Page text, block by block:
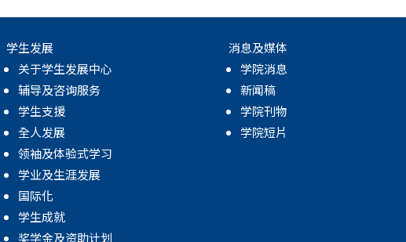
学生发展
关于学生发展中心
辅导及咨询服务
学生支援
全人发展
领袖及体验式学习
学业及生涯发展
国际化
学生成就
奖学金及资助计划
消息及媒体
学院消息
新闻稿
学院刊物
学院短片